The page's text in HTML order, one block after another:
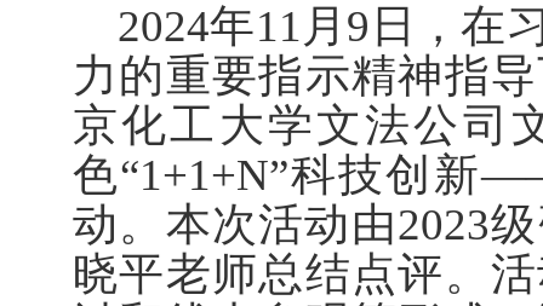
2024年11月9日，在
力的重要指示精神指
京化工大学文法公司
色“1+1+N”科技创新
动。本次活动由2023
晓平老师总结点评。